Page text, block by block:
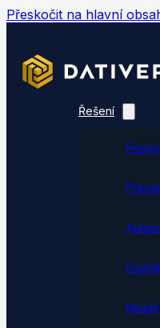
Přeskočit na hlavní
Řešení